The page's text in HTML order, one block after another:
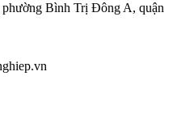
Bình Trị Đông A, quận